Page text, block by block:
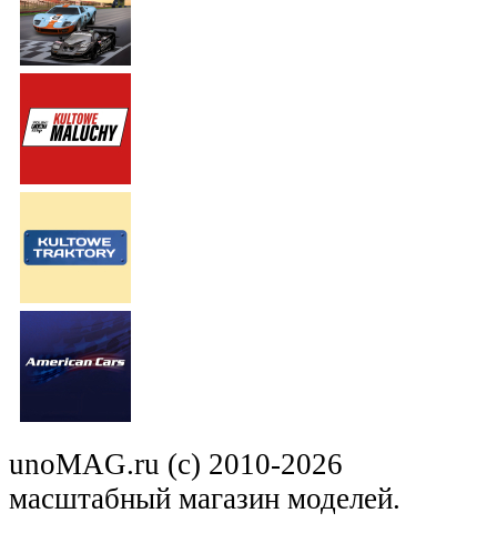
unoMAG.ru (c) 2010-2026
масштабный магазин моделей.